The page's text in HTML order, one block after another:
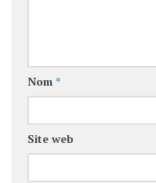
Nom *
Site web